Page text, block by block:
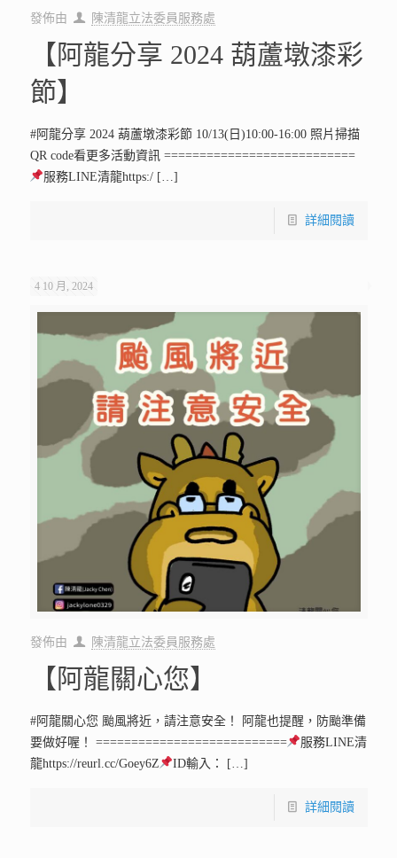
發佈由 陳清龍立法委員服務處
【阿龍分享 2024 葫蘆墩漆彩
節】
#阿龍分享 2024 葫蘆墩漆彩節 10/13(日)10:00-16:00 照片掃描
QR code看更多活動資訊 ===========================
服務LINE清龍https:/ […]
詳細閱讀
4 10 月, 2024
發佈由 陳清龍立法委員服務處
【阿龍關心您】
#阿龍關心您 颱風將近，請注意安全！ 阿龍也提醒，防颱準備
要做好喔！ ===========================
服務LINE清
龍https://reurl.cc/Goey6Z
ID輸入： […]
詳細閱讀